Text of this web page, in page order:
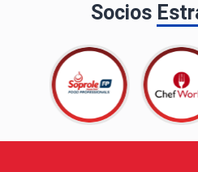
Socios